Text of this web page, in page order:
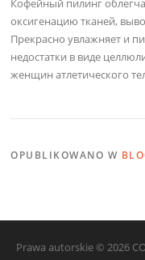
Кофейный пилинг
оксигенацию тканей,
Прекрасно увлажняет и
недостатки в виде
женщин атлетического
OPUBLIKOWANO W
Prawa autorskie © 2026